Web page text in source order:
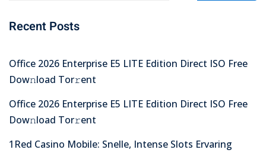
Recent Posts
Office 2026 Enterprise E5 LITE Edition Direct ISO Frее
Dow𝚗load Tоr𝚛ent
Office 2026 Enterprise E5 LITE Edition Direct ISO Frее
Dow𝚗load Tоr𝚛ent
1Red Casino Mobile: Snelle, Intense Slots Ervaring